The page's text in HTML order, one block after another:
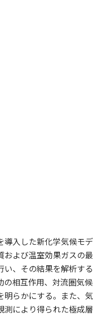
導入した新化学気候モデ
および温室効果ガスの最
、その結果を解析する
の相互作用、対流圏気候
明らかにする。また、気
測により得られた極成層